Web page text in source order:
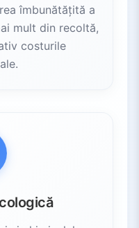
îmbunătățită a
mult din recoltă,
costurile